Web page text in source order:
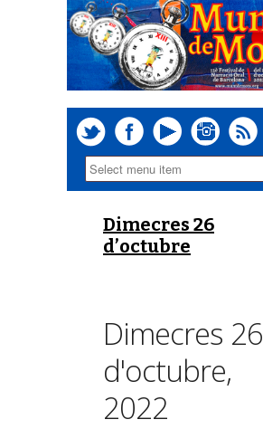
Dimecres 26
d’octubre
Dimecres 26
d'octubre,
2022